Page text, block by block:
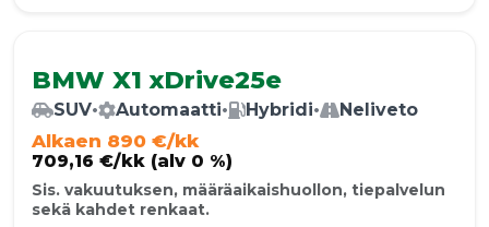
BMW X1 xDrive25e
SUV• Automaatti• Hybridi• Neliveto
Alkaen 890 €/kk
709,16 €/kk (alv 0 %)
Sis. vakuutuksen, määräaikaishuollon, tiepalvelun
sekä kahdet renkaat.